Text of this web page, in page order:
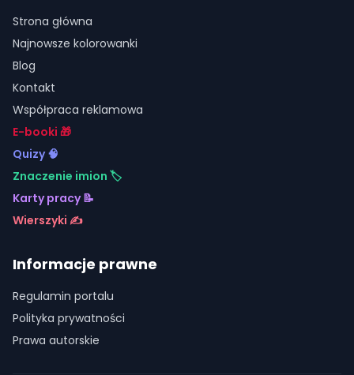
Strona główna
Najnowsze kolorowanki
Blog
Kontakt
Współpraca reklamowa
E-booki 🎁
Quizy 🧠
Znaczenie imion 🏷️
Karty pracy 📝
Wierszyki ✍️
Informacje prawne
Regulamin portalu
Polityka prywatności
Prawa autorskie